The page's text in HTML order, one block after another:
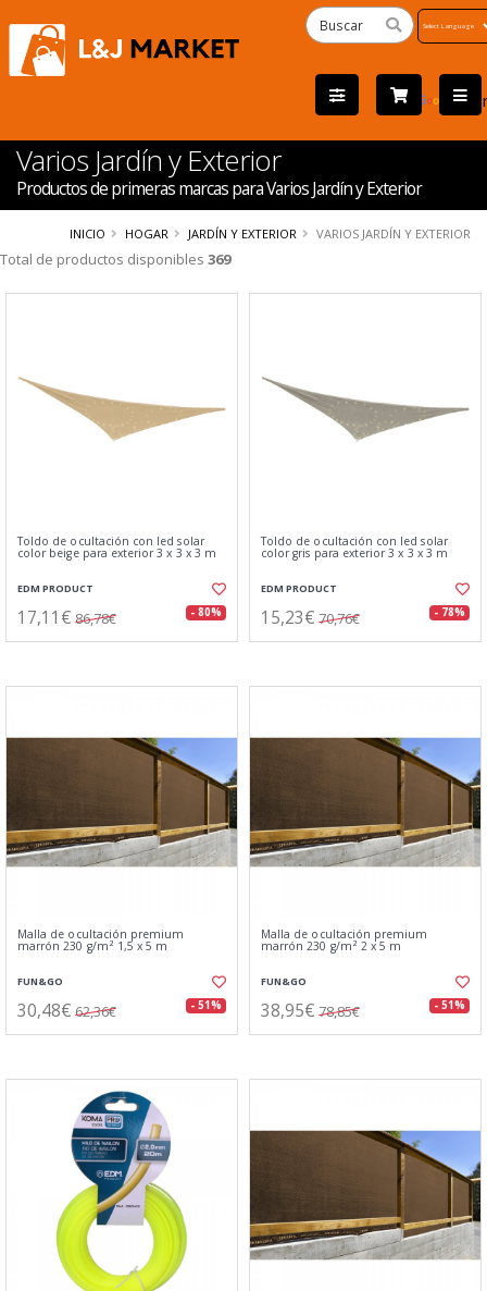
by
Varios Jardín y Exterior
Productos de primeras marcas para Varios Jardín y Exterior
INICIO HOGAR JARDÍN Y EXTERIOR VARIOS JARDÍN Y EXTERIOR
Total de productos disponibles 369
Toldo de ocultación con led solar
color beige para exterior 3 x 3 x 3 m
EDM PRODUCT
17,11€ 86,78€ - 80%
Toldo de ocultación con led solar
color gris para exterior 3 x 3 x 3 m
EDM PRODUCT
15,23€ 70,76€ - 78%
Malla de ocultación premium
marrón 230 g/m² 1,5 x 5 m
FUN&GO
30,48€ 62,36€ - 51%
Malla de ocultación premium
marrón 230 g/m² 2 x 5 m
FUN&GO
38,95€ 78,85€ - 51%